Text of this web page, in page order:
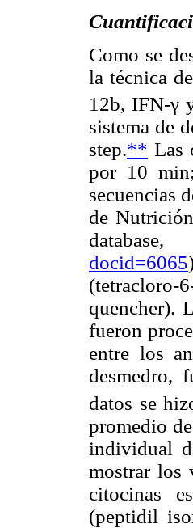
Como se
la técnica
12b, IFN-γ
sistema de
step.** Las
por 10
secuencias
de
docid=6065
quencher).
fueron
entre los
desmedro,
datos se
promedio
individual
mostrar los
citocinas
(peptidil